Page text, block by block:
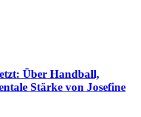
Über Handball,
Stärke von Josefine